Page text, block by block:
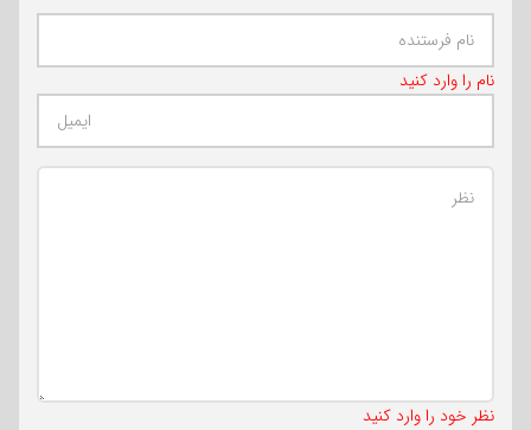
نام را وارد کنید
نظر خود را وارد کنید